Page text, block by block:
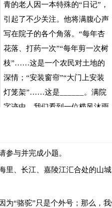
对“影子”的描写，请结合具体
非必怪奇伟丽者也。餔糟 ①啜醨
（lí）：喝薄酒。
相应空缺处。
青的老人因一本特殊的“日记”，
引起了不少关注。他将满腹心声
写在院子的各个角落。“每年杏
花落、打药一次”“每年剪一次树
枝”……这是一个农民对土地的
深情；“安装窗帘”“大门上安装
灯笼架”……这是______。满院
字迹中，我们看到一位栉风沐雨
录平凡日子里的幸福。密密麻麻
的文字里，蕴含着这位老人的诗
，给下面加点的字注音、释义
参与并完成小题。
里、长江、嘉陵江汇合处的山
为“骆驼”只是个外号；那么，